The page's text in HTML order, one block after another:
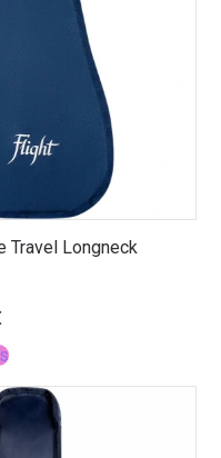
Travel Longneck